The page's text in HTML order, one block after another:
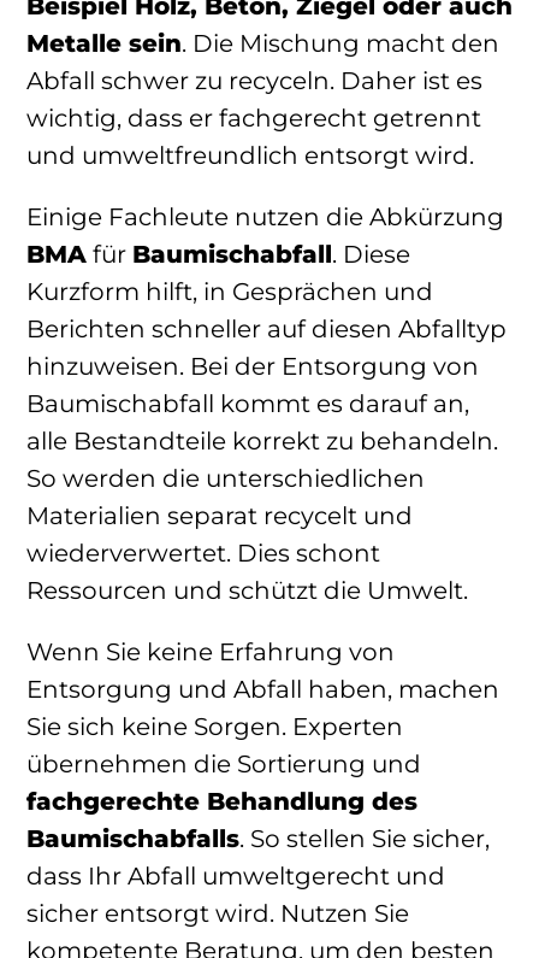
Beispiel Holz, Beton, Ziegel oder auch
Metalle sein. Die Mischung macht den
Abfall schwer zu recyceln. Daher ist es
wichtig, dass er fachgerecht getrennt
und umweltfreundlich entsorgt wird.
Einige Fachleute nutzen die Abkürzung
BMA für Baumischabfall. Diese
Kurzform hilft, in Gesprächen und
Berichten schneller auf diesen Abfalltyp
hinzuweisen. Bei der Entsorgung von
Baumischabfall kommt es darauf an,
alle Bestandteile korrekt zu behandeln.
So werden die unterschiedlichen
Materialien separat recycelt und
wiederverwertet. Dies schont
Ressourcen und schützt die Umwelt.
Wenn Sie keine Erfahrung von
Entsorgung und Abfall haben, machen
Sie sich keine Sorgen. Experten
übernehmen die Sortierung und
fachgerechte Behandlung des
Baumischabfalls. So stellen Sie sicher,
dass Ihr Abfall umweltgerecht und
sicher entsorgt wird. Nutzen Sie
kompetente Beratung, um den besten